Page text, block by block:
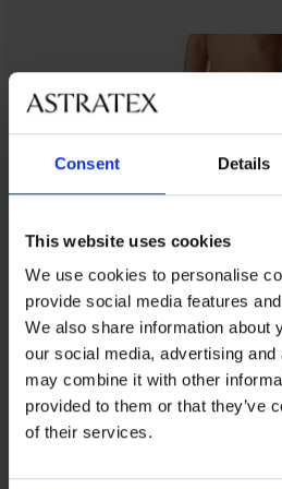
Consent Details
This website uses cookies
We use cookies to personalise
provide social media features
We also share information about
our social media, advertising
may combine it with other
provided to them or that they’ve
of their services.
-25 % ALL25
-25 % ALL25
-20%
Z rovnakej